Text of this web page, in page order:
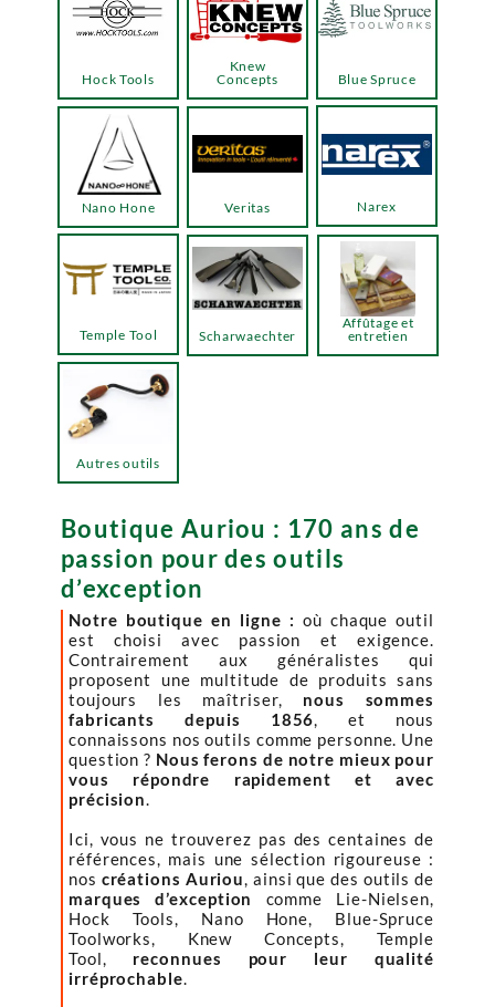
Boutique Auriou : 170 ans de
passion pour des outils
d’exception
Notre boutique en ligne : où chaque outil
est choisi avec passion et exigence.
Contrairement aux généralistes qui
proposent une multitude de produits sans
toujours les maîtriser, nous sommes
fabricants depuis 1856, et nous
connaissons nos outils comme personne. Une
question ? Nous ferons de notre mieux pour
vous répondre rapidement et avec
précision.
Ici, vous ne trouverez pas des centaines de
références, mais une sélection rigoureuse :
nos créations Auriou, ainsi que des outils de
marques d’exception
comme Lie-Nielsen,
Hock Tools, Nano Hone, Blue-Spruce
Toolworks, Knew Concepts, Temple
Tool, reconnues pour leur qualité
irréprochable.
Hock Tools
Knew
Concepts
Temple Tool
Blue Spruce
Narex
Veritas
Nano Hone
Autres outils
Scharwaechter
Affûtage et
entretien